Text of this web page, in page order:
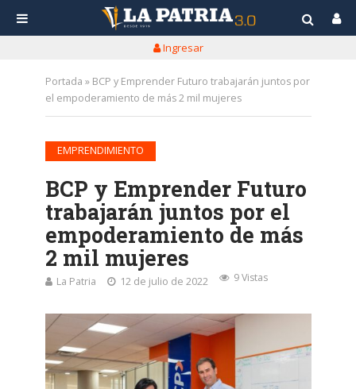
Ingresar
Portada » BCP y Emprender Futuro trabajarán juntos por
el empoderamiento de más 2 mil mujeres
EMPRENDIMIENTO
BCP y Emprender Futuro
trabajarán juntos por el
empoderamiento de más
2 mil mujeres
La Patria 12 de julio de 2022 9 Vistas